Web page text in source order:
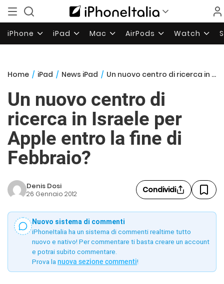
iPhone iPad Mac AirPods Watch
Home / iPad / News iPad / Un nuovo centro di ricerca in Israele per Apple entro la fine di Febbraio?
Un nuovo centro di
ricerca in Israele per
Apple entro la fine di
Febbraio?
Denis Dosi
26 Gennaio 2012 Condividi
Nuovo sistema di commenti
iPhoneItalia ha un sistema di commenti realtime tutto
nuovo e nativo! Per commentare ti basta creare un account
e potrai subito commentare.
Prova la nuova sezione commenti!